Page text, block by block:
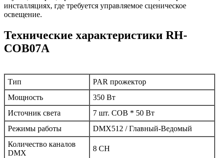
инсталляциях, где требуется управляемое сценическое
освещение.
Технические характеристики RH-
COB07A
Тип
PAR прожектор
Мощность
350 Вт
Источник света
7 шт. COB * 50 Вт
Режимы работы
DMX512 / Главный-Ведомый
Количество каналов
DMX
8 CH